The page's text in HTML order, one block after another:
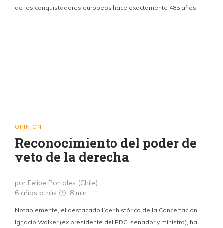
de los conquistadores europeos hace exactamente 485 años.
OPINIÓN
Reconocimiento del poder de
veto de la derecha
por Felipe Portales (Chile)
6 años atrás
8 min
Notablemente, el destacado líder histórico de la Concertación,
Ignacio Walker (ex presidente del PDC, senador y ministro), ha